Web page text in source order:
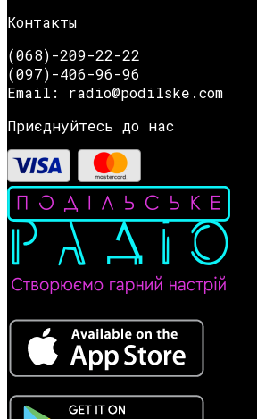
Контакты
(068)-209-22-22
(097)-406-96-96
Email: radio@podilske.com
Приєднуйтесь до нас